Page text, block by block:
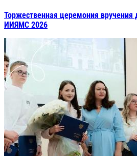
Торжественная церемония
ИИЯМС 2026